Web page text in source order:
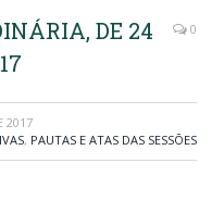
DE 24
0
2017
, PAUTAS E ATAS DAS SESSÕES